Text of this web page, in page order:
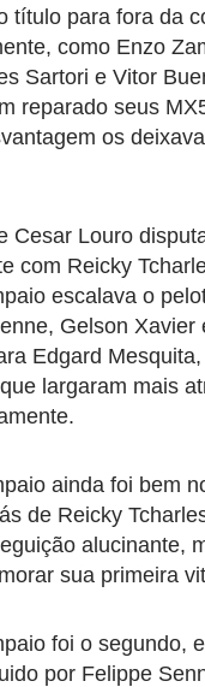
título para fora da
como Enzo
Sartori e Vitor
reparado seus
os
Cesar Louro
com Reicky
escalava o
Gelson Xavier
Edgard
largaram mais
ainda foi bem
de Reicky
alucinante,
sua primeira
foi o segundo,
por Felippe